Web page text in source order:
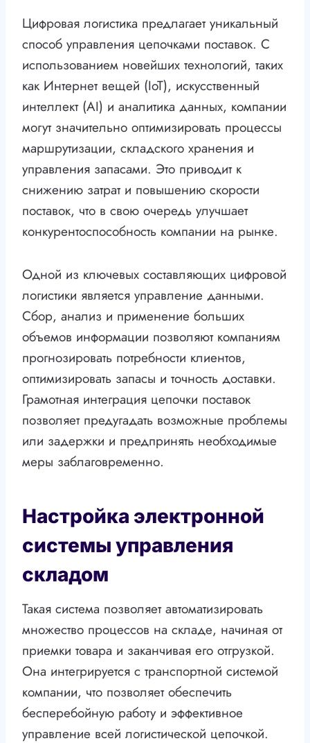
Цифровая логистика предлагает уникальный
способ управления цепочками поставок. С
использованием новейших технологий, таких
как Интернет вещей (IoT), искусственный
интеллект (AI) и аналитика данных, компании
могут значительно оптимизировать процессы
маршрутизации, складского хранения и
управления запасами. Это приводит к
снижению затрат и повышению скорости
поставок, что в свою очередь улучшает
конкурентоспособность компании на рынке.
Одной из ключевых составляющих цифровой
логистики является управление данными.
Сбор, анализ и применение больших
объемов информации позволяют компаниям
прогнозировать потребности клиентов,
оптимизировать запасы и точность доставки.
Грамотная интеграция цепочки поставок
позволяет предугадать возможные проблемы
или задержки и предпринять необходимые
меры заблаговременно.
Настройка электронной
системы управления
складом
Такая система позволяет автоматизировать
множество процессов на складе, начиная от
приемки товара и заканчивая его отгрузкой.
Она интегрируется с транспортной системой
компании, что позволяет обеспечить
бесперебойную работу и эффективное
управление всей логистической цепочкой.